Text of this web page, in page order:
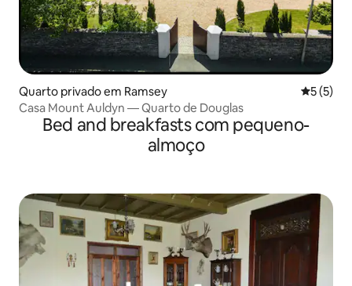
Quarto privado em Ramsey
5 (5)
Casa Mount Auldyn — Quarto de Douglas
Bed and breakfasts com pequeno-
almoço